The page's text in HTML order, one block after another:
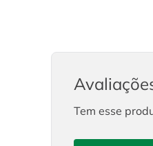
Tem esse